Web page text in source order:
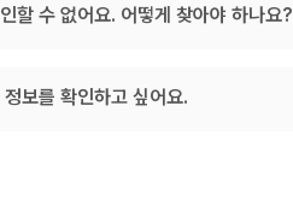
할 수 없어요. 어떻게 찾아야 하나요?
보를 확인하고 싶어요.